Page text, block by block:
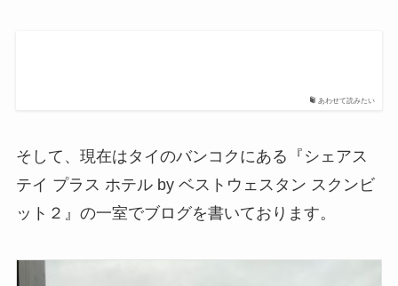
あわせて読みたい
そして、現在はタイのバンコクにある 『シェアス
テイ プラス ホテル by ベストウェスタン スクンビ
ット２』 の一室でブログを書いております。